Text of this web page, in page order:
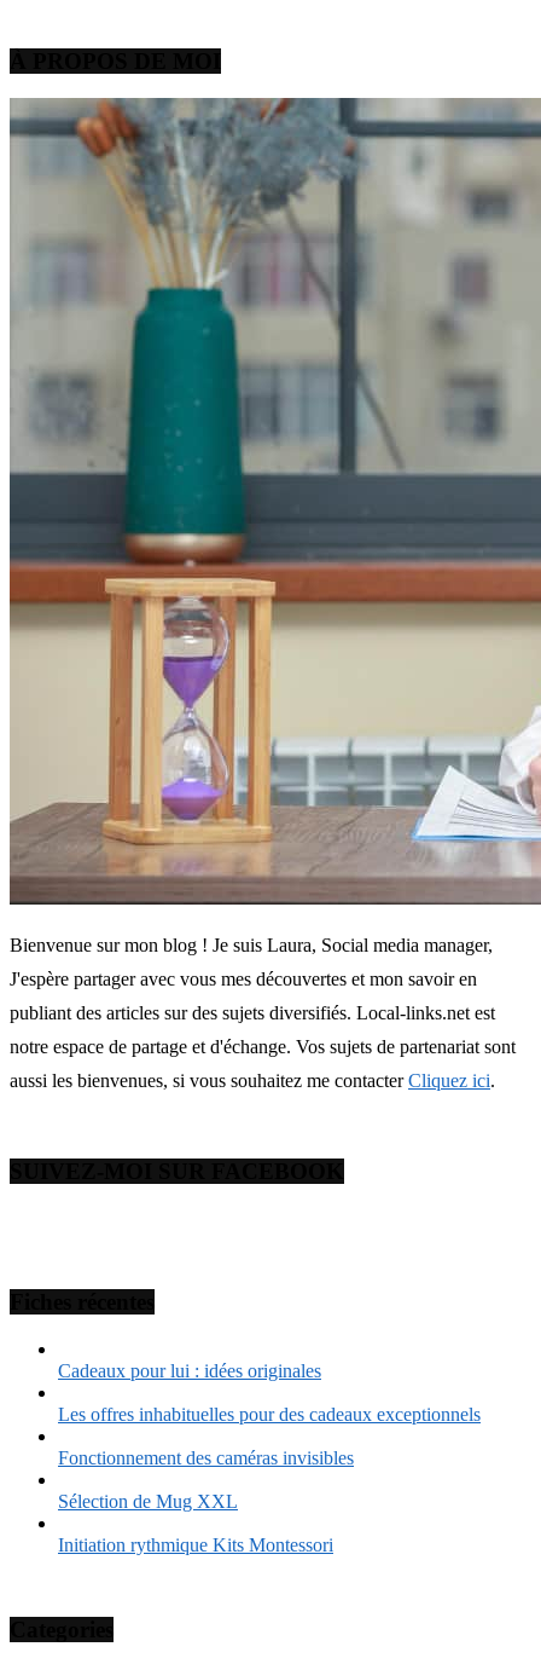
Bienvenue sur mon blog ! Je suis Laura, Social media manager,
J'espère partager avec vous mes découvertes et mon savoir en
publiant des articles sur des sujets diversifiés. Local-links.net est
notre espace de partage et d'échange. Vos sujets de partenariat sont
aussi les bienvenues, si vous souhaitez me contacterCliquez ici.
Cadeaux pour lui : idées originales
Les offres inhabituelles pour des cadeaux exceptionnels
Fonctionnement des caméras invisibles
Sélection de Mug XXL
Initiation rythmique Kits Montessori